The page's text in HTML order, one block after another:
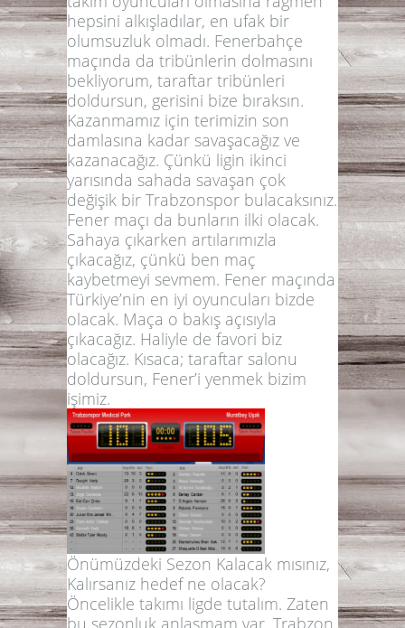
hepsini alkışladılar, en ufak bir
olumsuzluk olmadı. Fenerbahçe
maçında da tribünlerin dolmasını
bekliyorum, taraftar tribünleri
doldursun, gerisini bize bıraksın.
Kazanmamız için terimizin son
damlasına kadar savaşacağız ve
kazanacağız. Çünkü ligin ikinci
yarısında sahada savaşan çok
değişik bir Trabzonspor bulacaksınız.
Fener maçı da bunların ilki olacak.
Sahaya çıkarken artılarımızla
çıkacağız, çünkü ben maç
kaybetmeyi sevmem. Fener maçında
Türkiye’nin en iyi oyuncuları bizde
olacak. Maça o bakış açısıyla
çıkacağız. Haliyle de favori biz
olacağız. Kısaca; taraftar salonu
doldursun, Fener’i yenmek bizim
işimiz.
Önümüzdeki Sezon Kalacak mısınız,
Kalırsanız hedef ne olacak?
Öncelikle takımı ligde tutalım. Zaten
bu sezonluk anlaşmam var. Trabzon